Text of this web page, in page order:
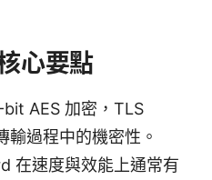
心要點
AES 加密，TLS
輸過程中的機密性。
在速度與效能上通常有